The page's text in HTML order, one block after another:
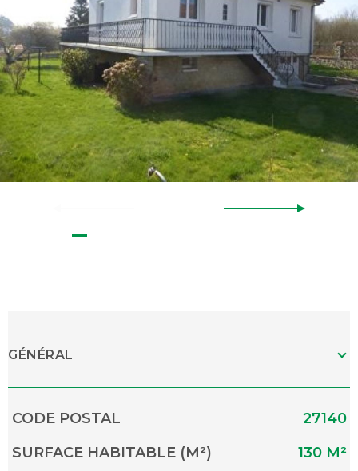
GÉNÉRAL
Caractérisque Valeurs
CODE POSTAL
27140
SURFACE HABITABLE (M²)
130 M²